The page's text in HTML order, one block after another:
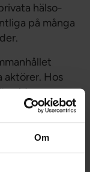
Om
hälso-
på många
aktörer. Hos
valda
om att få
jobb,